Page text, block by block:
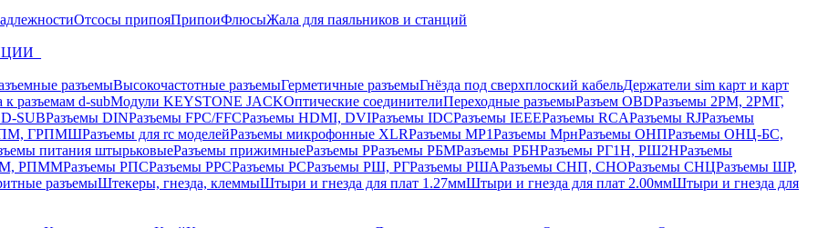
Отсосы припояПрипоиФлюсыЖала для паяльников и станций
разъемыВысокочастотные разъемыГерметичные разъемыГнёзда под сверхплоский кабельДержатели sim карт и карт
к разъемам d-subМодули KEYSTONE JACKОптические соединителиПереходные разъемыРазъем OBDРазъемы 2РМ, 2РМГ,
SUBРазъемы DINРазъемы FPC/FFCРазъемы HDMI, DVIРазъемы IDCРазъемы IEEEРазъемы RCAРазъемы RJРазъемы
ГРПМШРазъемы для rc моделейРазъемы микрофонные XLRРазъемы МР1Разъемы МрнРазъемы ОНПРазъемы ОНЦ-БС,
питания штырьковыеРазъемы прижимныеРазъемы РРазъемы РБМРазъемы РБНРазъемы РГ1Н, РШ2НРазъемы
РПММРазъемы РПСРазъемы РРСРазъемы РСРазъемы РШ, РГРазъемы РШАРазъемы СНП, СНОРазъемы СНЦРазъемы ШР,
разъемыШтекеры, гнезда, клеммыШтыри и гнезда для плат 1.27ммШтыри и гнезда для плат 2.00ммШтыри и гнезда для